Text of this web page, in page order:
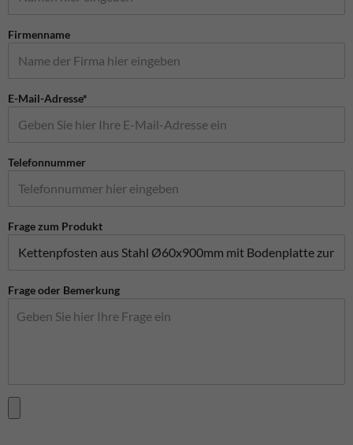
Firmenname
E-Mail-Adresse*
Telefonnummer
Frage zum Produkt
Frage oder Bemerkung